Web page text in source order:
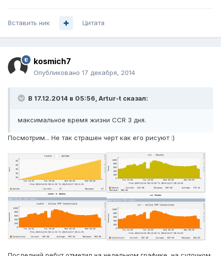
Вставить ник Цитата
kosmich7
Опубликовано 17 декабря, 2014
В 17.12.2014 в 05:56, Artur-t сказал:
максимальное время жизни CCR 3 дня.
Посмотрим... Не так страшен черт как его рисуют :)